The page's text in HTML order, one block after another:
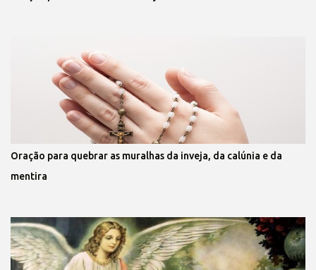
Oração para quebrar as muralhas da inveja, da calúnia e da
mentira